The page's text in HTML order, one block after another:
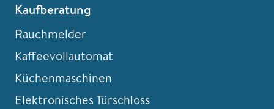
Kaufberatung
Rauchmelder
Kaffeevollautomat
Küchenmaschinen
Elektronisches Türschloss